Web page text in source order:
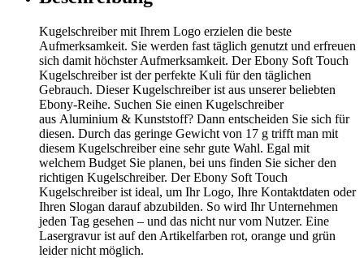
Kugelschreiber mit Ihrem Logo erzielen die beste
Aufmerksamkeit. Sie werden fast täglich genutzt und erfreuen
sich damit höchster Aufmerksamkeit. Der Ebony Soft Touch
Kugelschreiber ist der perfekte Kuli für den täglichen
Gebrauch. Dieser Kugelschreiber ist aus unserer beliebten
Ebony-Reihe. Suchen Sie einen Kugelschreiber
aus Aluminium & Kunststoff? Dann entscheiden Sie sich für
diesen. Durch das geringe Gewicht von 17 g trifft man mit
diesem Kugelschreiber eine sehr gute Wahl. Egal mit
welchem Budget Sie planen, bei uns finden Sie sicher den
richtigen Kugelschreiber. Der Ebony Soft Touch
Kugelschreiber ist ideal, um Ihr Logo, Ihre Kontaktdaten oder
Ihren Slogan darauf abzubilden. So wird Ihr Unternehmen
jeden Tag gesehen – und das nicht nur vom Nutzer. Eine
Lasergravur ist auf den Artikelfarben rot, orange und grün
leider nicht möglich.